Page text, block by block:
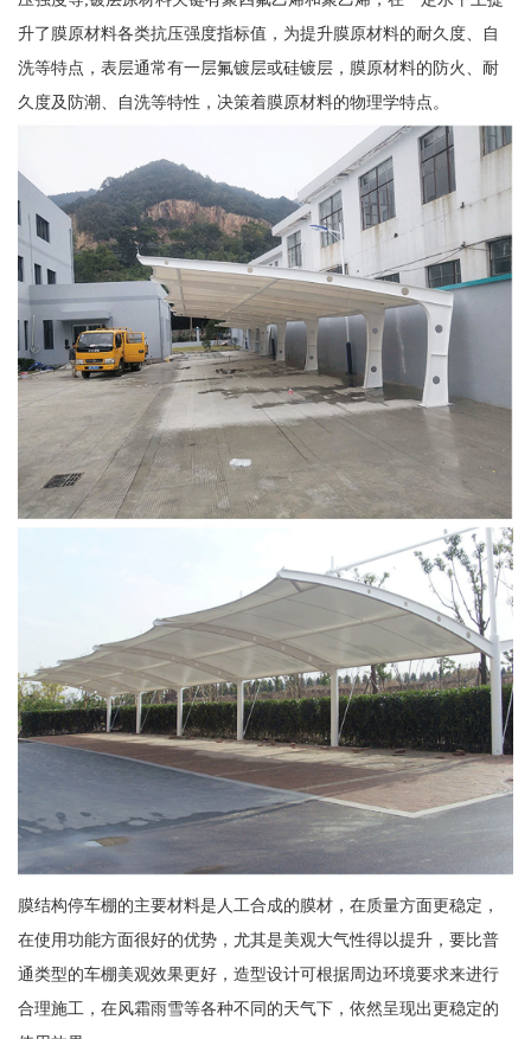
升了膜原材料各类抗压强度指标值，为提升膜原材料的耐久度、自
洗等特点，表层通常有一层氟镀层或硅镀层，膜原材料的防火、耐
久度及防潮、自洗等特性，决策着膜原材料的物理学特点。
膜结构停车棚的主要材料是人工合成的膜材，在质量方面更稳定，
在使用功能方面很好的优势，尤其是美观大气性得以提升，要比普
通类型的车棚美观效果更好，造型设计可根据周边环境要求来进行
合理施工，在风霜雨雪等各种不同的天气下，依然呈现出更稳定的